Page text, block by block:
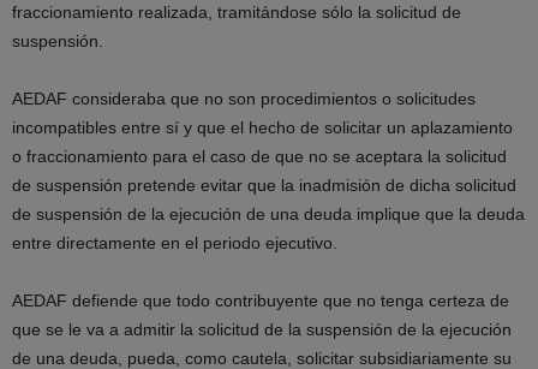
fraccionamiento realizada, tramitándose sólo la solicitud de
suspensión.
AEDAF consideraba que no son procedimientos o solicitudes
incompatibles entre sí y que el hecho de solicitar un aplazamiento
o fraccionamiento para el caso de que no se aceptara la solicitud
de suspensión pretende evitar que la inadmisión de dicha solicitud
de suspensión de la ejecución de una deuda implique que la deuda
entre directamente en el periodo ejecutivo.
AEDAF defiende que todo contribuyente que no tenga certeza de
que se le va a admitir la solicitud de la suspensión de la ejecución
de una deuda, pueda, como cautela, solicitar subsidiariamente su